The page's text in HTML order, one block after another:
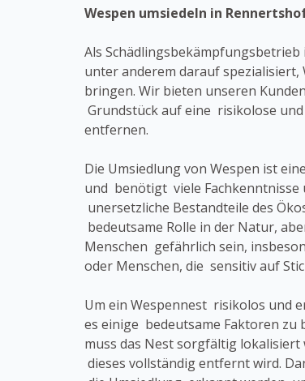
Wespen umsiedeln in
Als
unter anderem darauf
bringen. Wir bieten unseren
Grundstück auf eine risikolose
entfernen.
Die Umsiedlung von Wespen ist
und benötigt viele Fachkenntnisse
unersetzliche Bestandteile des
bedeutsame Rolle in der Natur,
Menschen gefährlich sein,
oder Menschen, die sensitiv auf
Um ein Wespennest risikolos und
es einige bedeutsame Faktoren
muss das Nest sorgfältig lokalisiert
dieses vollständig entfernt wird.